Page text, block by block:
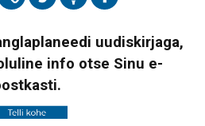
uudiskirjaga,
info otse Sinu e-